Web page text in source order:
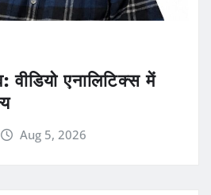
एनालिटिक्स में
Aug 5, 2026